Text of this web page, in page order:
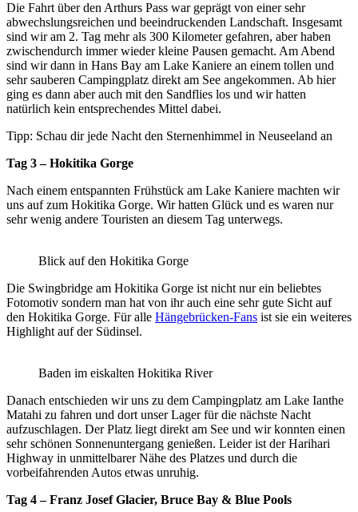
Die Fahrt über den Arthurs Pass war geprägt von einer sehr
abwechslungsreichen und beeindruckenden Landschaft. Insgesamt
sind wir am 2. Tag mehr als 300 Kilometer gefahren, aber haben
zwischendurch immer wieder kleine Pausen gemacht. Am Abend
sind wir dann in Hans Bay am Lake Kaniere an einem tollen und
sehr sauberen Campingplatz direkt am See angekommen. Ab hier
ging es dann aber auch mit den Sandflies los und wir hatten
natürlich kein entsprechendes Mittel dabei.
Tipp: Schau dir jede Nacht den Sternenhimmel in Neuseeland an
Tag 3 – Hokitika Gorge
Nach einem entspannten Frühstück am Lake Kaniere machten wir
uns auf zum Hokitika Gorge. Wir hatten Glück und es waren nur
sehr wenig andere Touristen an diesem Tag unterwegs.
Blick auf den Hokitika Gorge
Die Swingbridge am Hokitika Gorge ist nicht nur ein beliebtes
Fotomotiv sondern man hat von ihr auch eine sehr gute Sicht auf
den Hokitika Gorge. Für alle Hängebrücken-Fans ist sie ein weiteres
Highlight auf der Südinsel.
Baden im eiskalten Hokitika River
Danach entschieden wir uns zu dem Campingplatz am Lake Ianthe
Matahi zu fahren und dort unser Lager für die nächste Nacht
aufzuschlagen. Der Platz liegt direkt am See und wir konnten einen
sehr schönen Sonnenuntergang genießen. Leider ist der Harihari
Highway in unmittelbarer Nähe des Platzes und durch die
vorbeifahrenden Autos etwas unruhig.
Tag 4 – Franz Josef Glacier, Bruce Bay & Blue Pools